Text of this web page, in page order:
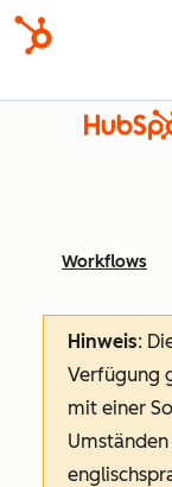
Workflows
Hinweis:
Verfügung
mit einer